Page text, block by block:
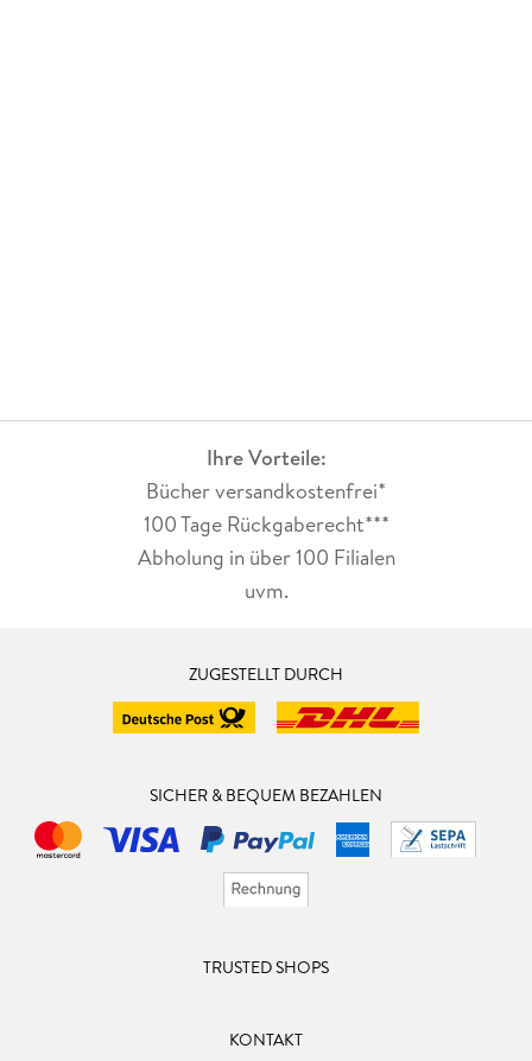
Ihre Vorteile:
Bücher versandkostenfrei*
100 Tage Rückgaberecht***
Abholung in über 100 Filialen
uvm.
ZUGESTELLT DURCH
SICHER & BEQUEM BEZAHLEN
TRUSTED SHOPS
KONTAKT